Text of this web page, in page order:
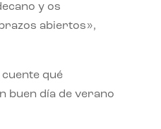
y os
abiertos»,
qué
buen día de verano